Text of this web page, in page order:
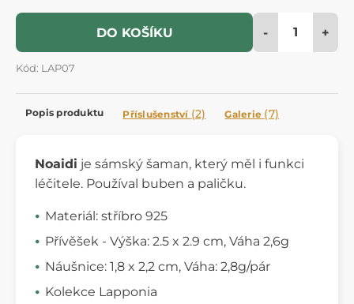
DO KOŠÍKU - +
Kód: LAP07
Popis produktu Příslušenství (2) Galerie (7)
Noaidi je sámský šaman, který měl i funkci
léčitele. Používal buben a paličku.
Materiál: stříbro 925
Přívěšek - Výška: 2.5 x 2.9 cm, Váha 2,6g
Náušnice: 1,8 x 2,2 cm, Váha: 2,8g/pár
Kolekce Lapponia